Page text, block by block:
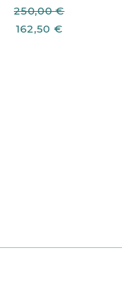
250,00 €
162,50 €